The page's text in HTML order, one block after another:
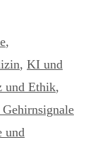
,
, KI und
und Ethik,
und